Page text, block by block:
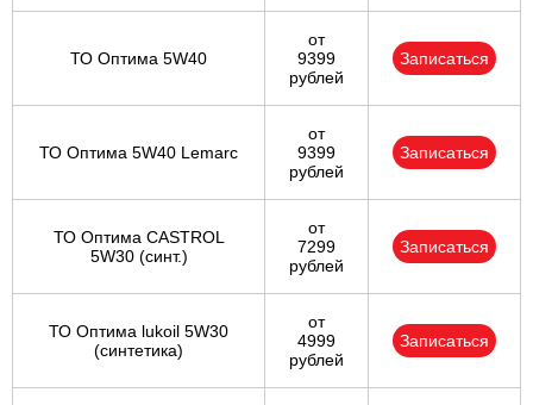
ТО Оптима 5W40
от
9399
рублей
Записаться
ТО Оптима 5W40 Lemarc
от
9399
рублей
Записаться
ТО Оптима CASTROL
5W30 (синт.)
от
7299
рублей
Записаться
ТО Оптима lukoil 5W30
(синтетика)
от
4999
рублей
Записаться